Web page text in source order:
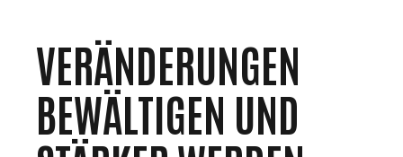
VERÄNDERUNGEN
BEWÄLTIGEN UND